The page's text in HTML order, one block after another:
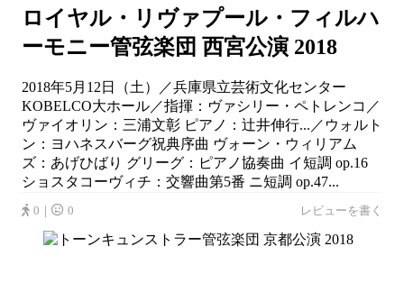
ロイヤル・リヴァプール・フィルハ
ーモニー管弦楽団 西宮公演 2018
2018年5月12日（土）／兵庫県立芸術文化センター
KOBELCO大ホール／指揮：ヴァシリー・ペトレンコ／
ヴァイオリン：三浦文彰 ピアノ：辻井伸行...／ウォルト
ン：ヨハネスバーグ祝典序曲 ヴォーン・ウィリアム
ズ：あげひばり グリーグ：ピアノ協奏曲 イ短調 op.16
ショスタコーヴィチ：交響曲第5番 ニ短調 op.47...
0｜ 0 レビューを書く